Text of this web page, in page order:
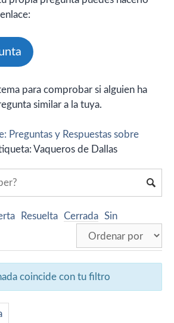
para comprobar si alguien ha
similar a la tuya.
Preguntas y Respuestas sobre
Vaqueros de Dallas
Resuelta Cerrada Sin
coincide con tu filtro